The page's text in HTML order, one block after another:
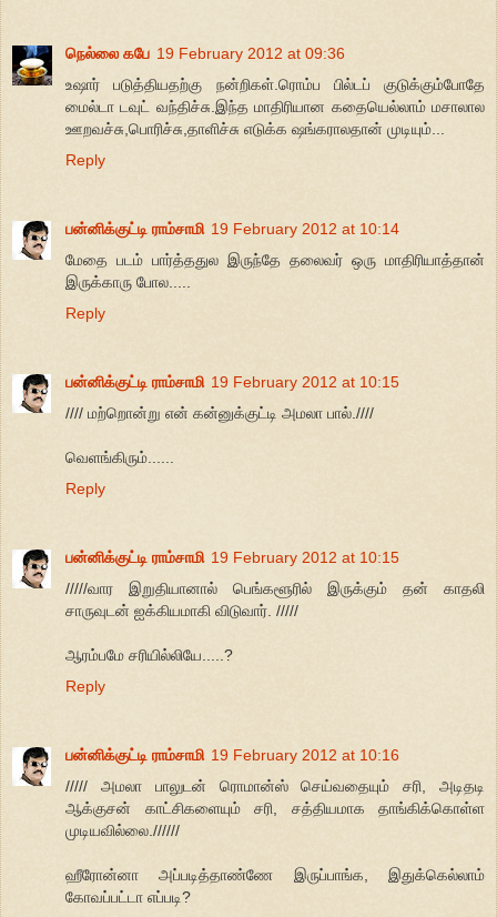
நெல்லை கபே 19 February 2012 at 09:36
உஷார் படுத்தியதற்கு நன்றிகள்.ரொம்ப பில்டப் குடுக்கும்போதே
மைல்டா டவுட் வந்திச்சு.இந்த மாதிரியான கதையெல்லாம் மசாலால
ஊறவச்சு,பொரிச்சு,தாளிச்சு எடுக்க ஷங்கராலதான் முடியும்...
Reply
பன்னிக்குட்டி ராம்சாமி 19 February 2012 at 10:14
மேதை படம் பார்த்ததுல இருந்தே தலைவர் ஒரு மாதிரியாத்தான்
இருக்காரு போல.....
Reply
பன்னிக்குட்டி ராம்சாமி 19 February 2012 at 10:15
//// மற்றொன்று என் கன்னுக்குட்டி அமலா பால்.////
வெளங்கிரும்......
Reply
பன்னிக்குட்டி ராம்சாமி 19 February 2012 at 10:15
/////வார இறுதியானால் பெங்களூரில் இருக்கும் தன் காதலி
சாருவுடன் ஐக்கியமாகி விடுவார். /////
ஆரம்பமே சரியில்லியே.....?
Reply
பன்னிக்குட்டி ராம்சாமி 19 February 2012 at 10:16
///// அமலா பாலுடன் ரொமான்ஸ் செய்வதையும் சரி, அடிதடி
ஆக்குசன் காட்சிகளையும் சரி, சத்தியமாக தாங்கிக்கொள்ள
முடியவில்லை.//////
ஹீரோன்னா அப்படித்தாண்ணே இருப்பாங்க, இதுக்கெல்லாம்
கோவப்பட்டா எப்படி?